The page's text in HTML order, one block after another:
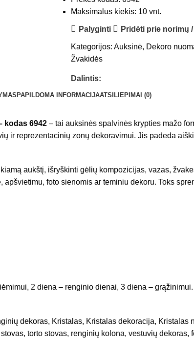
Maksimalus kiekis: 10 vnt.
Palyginti Pridėti prie norimų
Kategorijos: Auksinė, Dekoro
Žvakidės
Dalintis:
PAPILDOMA INFORMACIJAATSILIEPIMAI (0)
kodas 6942 – tai auksinės spalvinės krypties mažo
ir reprezentacinių zonų dekoravimui. Jis padeda
aukštį, išryškinti gėlių kompozicijas, vazas,
foto sienomis ar teminiu dekoru. Toks
2 diena – renginio dienai, 3 diena –
dekoras, Kristalas, Kristalas dekoracija, Kristalas
torto stovas, renginių kolona, vestuvių